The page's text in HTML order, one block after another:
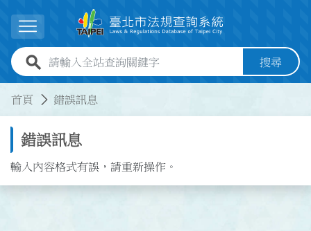
展開選單
全站查詢關鍵字欄位 搜尋
首頁 錯誤訊息
錯誤訊息
輸入內容格式有誤，請重新操作。